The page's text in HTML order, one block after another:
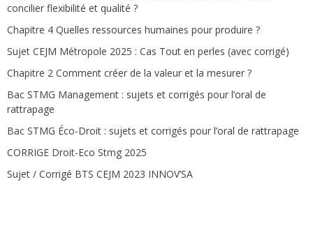
concilier flexibilité et qualité ?
Chapitre 4 Quelles ressources humaines pour produire ?
Sujet CEJM Métropole 2025 : Cas Tout en perles (avec corrigé)
Chapitre 2 Comment créer de la valeur et la mesurer ?
Bac STMG Management : sujets et corrigés pour l’oral de
rattrapage
Bac STMG Éco-Droit : sujets et corrigés pour l’oral de rattrapage
CORRIGE Droit-Eco Stmg 2025
Sujet / Corrigé BTS CEJM 2023 INNOV’SA